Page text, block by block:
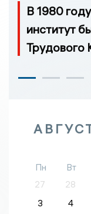
В 1980
институт
Трудового
Пн Вт
27
28
3
4